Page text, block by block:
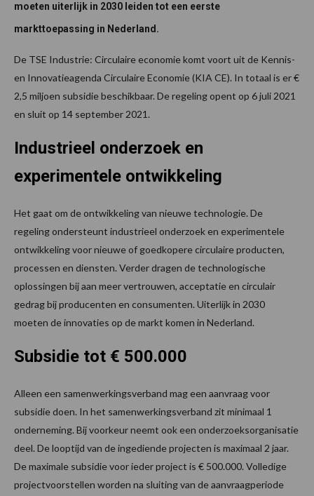
moeten uiterlijk in 2030 leiden tot een eerste
markttoepassing in Nederland.
De TSE Industrie: Circulaire economie komt voort uit de Kennis-
en Innovatieagenda Circulaire Economie (KIA CE). In totaal is er €
2,5 miljoen subsidie beschikbaar. De regeling opent op 6 juli 2021
en sluit op 14 september 2021.
Industrieel onderzoek en
experimentele ontwikkeling
Het gaat om de ontwikkeling van nieuwe technologie. De
regeling ondersteunt industrieel onderzoek en experimentele
ontwikkeling voor nieuwe of goedkopere circulaire producten,
processen en diensten. Verder dragen de technologische
oplossingen bij aan meer vertrouwen, acceptatie en circulair
gedrag bij producenten en consumenten. Uiterlijk in 2030
moeten de innovaties op de markt komen in Nederland.
Subsidie tot € 500.000
Alleen een samenwerkingsverband mag een aanvraag voor
subsidie doen. In het samenwerkingsverband zit minimaal 1
onderneming. Bij voorkeur neemt ook een onderzoeksorganisatie
deel. De looptijd van de ingediende projecten is maximaal 2 jaar.
De maximale subsidie voor ieder project is € 500.000. Volledige
projectvoorstellen worden na sluiting van de aanvraagperiode